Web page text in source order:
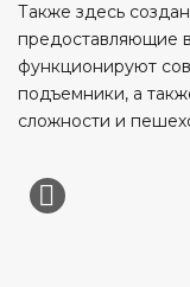
Также здесь
предоставляющие
функционируют
подъемники, а
сложности и